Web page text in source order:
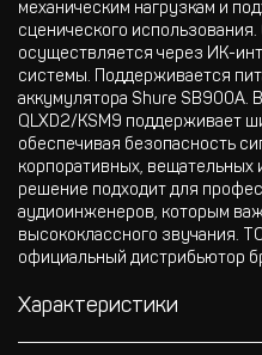
механическим нагрузкам и
сценического
осуществляется через ИК-
системы. Поддерживается
аккумулятора Shure SB900A.
QLXD2/KSM9 поддерживает
обеспечивая безопасность
корпоративных, вещательных
решение подходит для
аудиоинженеров, которым
высококлассного звучания.
официальный дистрибьютор
Характеристики